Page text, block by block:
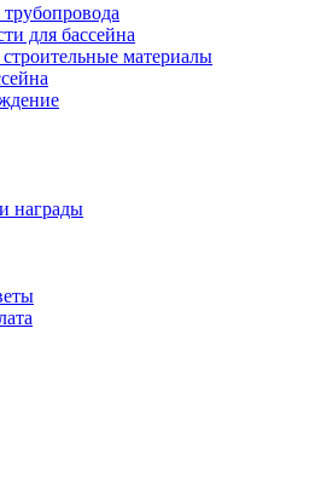
для бассейна
материалы
награды